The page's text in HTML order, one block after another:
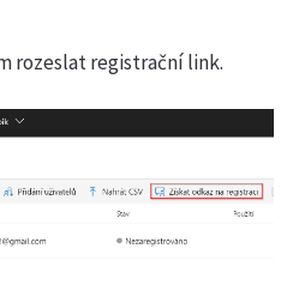
rozeslat registrační link.